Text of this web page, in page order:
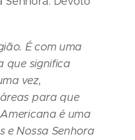
É com uma
que significa
vez,
para que
é uma
e Nossa Senhora